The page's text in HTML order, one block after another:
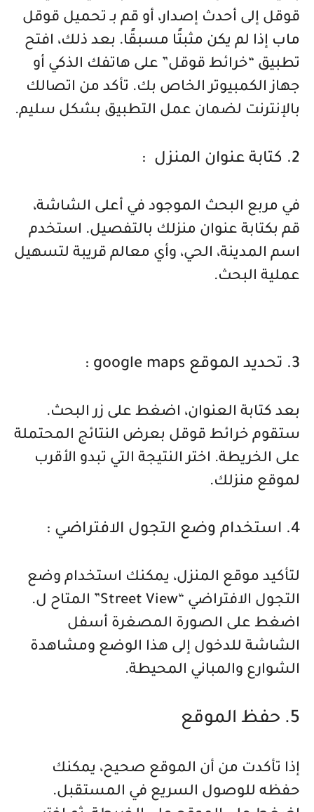
قوقل إلى أحدث إصدار، أو قم بـ تحميل قوقل
ماب إذا لم يكن مثبتًا مسبقًا. بعد ذلك، افتح
تطبيق “خرائط قوقل” على هاتفك الذكي أو
جهاز الكمبيوتر الخاص بك. تأكد من اتصالك
بالإنترنت لضمان عمل التطبيق بشكل سليم.
2. كتابة عنوان المنزل :
في مربع البحث الموجود في أعلى الشاشة،
قم بكتابة عنوان منزلك بالتفصيل. استخدم
اسم المدينة، الحي، وأي معالم قريبة لتسهيل
عملية البحث.
3. تحديد الموقع google maps :
بعد كتابة العنوان، اضغط على زر البحث.
ستقوم خرائط قوقل بعرض النتائج المحتملة
على الخريطة. اختر النتيجة التي تبدو الأقرب
لموقع منزلك.
4. استخدام وضع التجول الافتراضي :
لتأكيد موقع المنزل، يمكنك استخدام وضع
التجول الافتراضي “Street View” المتاح ل.
اضغط على الصورة المصغرة أسفل
الشاشة للدخول إلى هذا الوضع ومشاهدة
الشوارع والمباني المحيطة.
5. حفظ الموقع
إذا تأكدت من أن الموقع صحيح، يمكنك
حفظه للوصول السريع في المستقبل.